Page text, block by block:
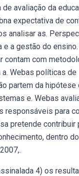
avaliação da
expectativa de
analisar as.
e a gestão do
contam com
Webas políticas de
partem da hipótese
e. Webas
responsáveis para
pretende contribuir
dentro
4) os